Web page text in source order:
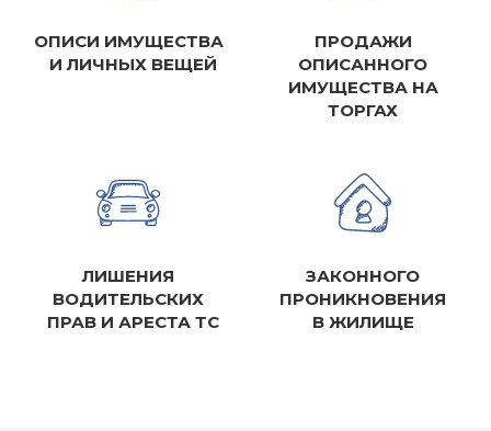
ОПИСИ ИМУЩЕСТВА
И ЛИЧНЫХ ВЕЩЕЙ
ПРОДАЖИ
ОПИСАННОГО
ИМУЩЕСТВА НА
ТОРГАХ
ЛИШЕНИЯ
ВОДИТЕЛЬСКИХ
ПРАВ И АРЕСТА ТС
ЗАКОННОГО
ПРОНИКНОВЕНИЯ
В ЖИЛИЩЕ